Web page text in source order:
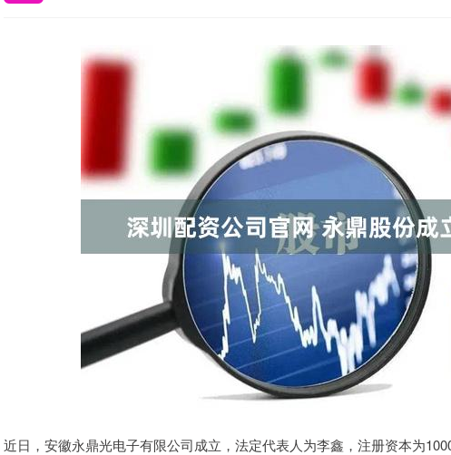
近日，安徽永鼎光电子有限公司成立，法定代表人为李鑫，注册资本为